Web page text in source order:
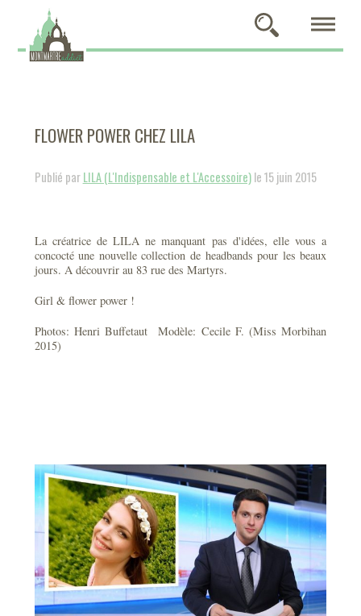
FLOWER POWER CHEZ LILA
Publié parLILA (L'Indispensable et L'Accessoire)le 15 juin 2015
La créatrice de LILA ne manquant pas d'idées, elle vous a
concocté une nouvelle collection de headbands pour les beaux
jours. A découvrir au 83 rue des Martyrs.
Girl & flower power !
Photos: Henri Buffetaut Modèle: Cecile F. (Miss Morbihan
2015)